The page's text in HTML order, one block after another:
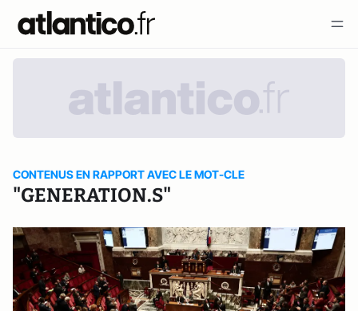
CONTENUS EN RAPPORT AVEC LE MOT-CLE
"GENERATION.S"